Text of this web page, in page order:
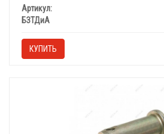
Артикул:
БЗТДиА
КУПИТЬ